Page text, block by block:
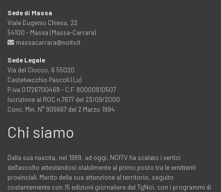
Sede di Massa
Viale Eugenio Chiesa, 22
54100 - Massa (Massa-Carrara)
massacarrara@noitv.it
Sede Legale
Via del Ciocco, 6 55020
Castelvecchio Pascoli (Lu)
P.iva 01726700469 - C.F. 80000910507
Iscrizione al ROC n.7677 del 23/09/2000
Conc. Min. N° 905667 del 2 Marzo 1994
Chi siamo
Dalla sua nascita, nel 1989, ad oggi, NOITV ha scalato i vertici
dell'ascolto attestandosi stabilmente al primo posto tra le emittenti
provinciali. Merito della sua attenzione al territorio, seguito
costantemente con 15 edizioni giornaliere del TgNoi, con i programmi di